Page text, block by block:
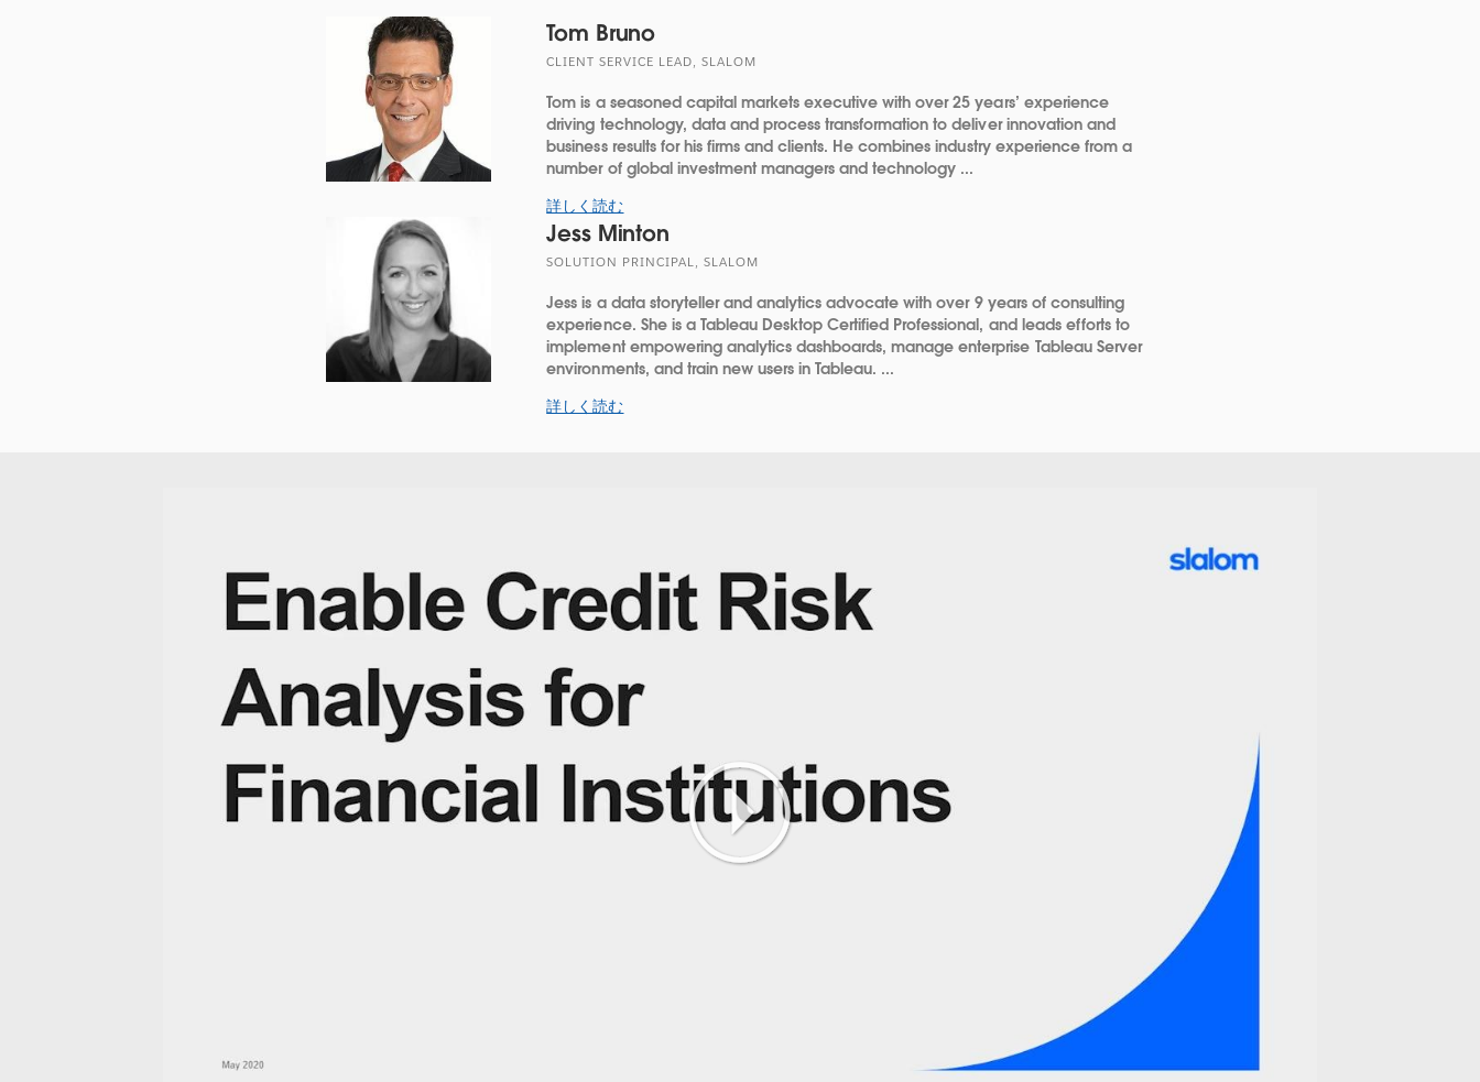
Tom Bruno
CLIENT SERVICE LEAD, SLALOM
Tom is a seasoned capital markets executive with over 25 years’ experience
driving technology, data and process transformation to deliver innovation and
business results for his firms and clients. He combines industry experience from a
number of global investment managers and technology ...
詳しく読む
Jess Minton
SOLUTION PRINCIPAL, SLALOM
Jess is a data storyteller and analytics advocate with over 9 years of consulting
experience. She is a Tableau Desktop Certified Professional, and leads efforts to
implement empowering analytics dashboards, manage enterprise Tableau Server
environments, and train new users in Tableau. ...
詳しく読む
Play